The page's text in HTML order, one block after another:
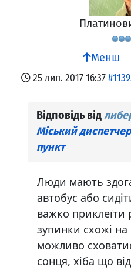
Менш
25 лип. 2017 16:37
Відповідь від
Міський
пункт
Люди мають
автобус або
важко приклеїти
зупинки схожі
можливо
сонця, хіба що